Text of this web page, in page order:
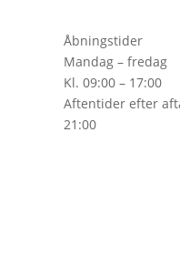
Åbningstider
Mandag – fredag
Kl. 09:00 – 17:00
Aftentider efter
21:00